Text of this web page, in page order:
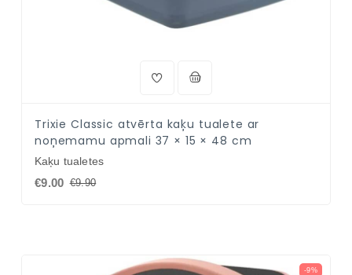
Trixie Classic atvērta kaķu tualete ar
noņemamu apmali 37 × 15 × 48 cm
Kaķu tualetes
€9.00 €9.90
-9%